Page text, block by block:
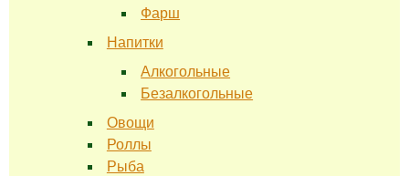
Фарш
Напитки
Алкогольные
Безалкогольные
Овощи
Роллы
Рыба